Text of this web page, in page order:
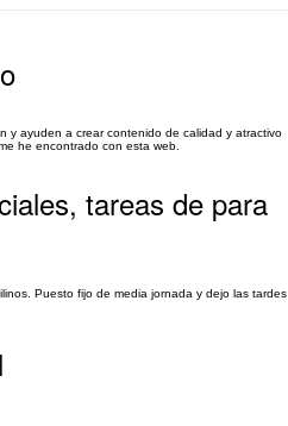
y ayuden a crear contenido de calidad y atractivo
he encontrado con esta web.
tareas de para
Puesto fijo de media jornada y dejo las tardes